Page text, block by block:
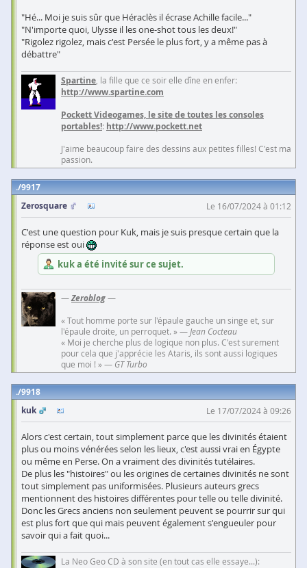
"Hé... Moi je suis sûr que Héraclès il écrase Achille facile..."
"N'importe quoi, Ulysse il les one-shot tous les deux!"
"Rigolez rigolez, mais c'est Persée le plus fort, y a même pas à
débattre"
Spartine, la fille que ce soir elle dîne en enfer:
http://www.spartine.com
Pockett Videogames, le site de toutes les consoles
portables!: http://www.pockett.net
J'aime beaucoup faire des dessins aux petites filles! C'est ma
passion.
9917
Zerosquare
Le 16/07/2024 à 01:12
C'est une question pour Kuk, mais je suis presque certain que la
réponse est oui
kuk a été invité sur ce sujet.
—Zeroblog—
« Tout homme porte sur l'épaule gauche un singe et, sur
l'épaule droite, un perroquet. » —Jean Cocteau
« Moi je cherche plus de logique non plus. C'est surement
pour cela que j'apprécie les Ataris, ils sont aussi logiques
que moi ! » — GT Turbo
9918
kuk
Le 17/07/2024 à 09:26
Alors c'est certain, tout simplement parce que les divinités étaient
plus ou moins vénérées selon les lieux, c'est aussi vrai en Égypte
ou même en Perse. On a vraiment des divinités tutélaires.
De plus les "histoires" ou les origines de certaines divinités ne sont
tout simplement pas uniformisées. Plusieurs auteurs grecs
mentionnent des histoires différentes pour telle ou telle divinité.
Donc les Grecs anciens non seulement peuvent se pourrir sur qui
est plus fort que qui mais peuvent également s'engueuler pour
savoir qui a fait quoi...
La Neo Geo CD à son site (en tout cas elle essaye...):